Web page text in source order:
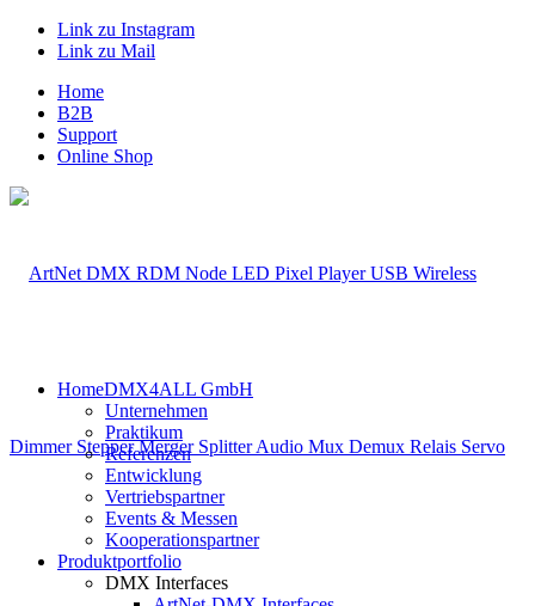
Link zu Instagram
Link zu Mail
Home
B2B
Support
Online Shop
HomeDMX4ALL GmbH
Unternehmen
Praktikum
Referenzen
Entwicklung
Vertriebspartner
Events & Messen
Kooperationspartner
Produktportfolio
DMX Interfaces